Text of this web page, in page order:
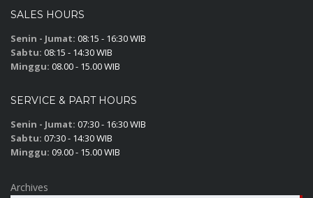
SALES HOURS
Senin - Jumat: 08:15 - 16:30 WIB
Sabtu: 08:15 - 14:30 WIB
Minggu: 08.00 - 15.00 WIB
SERVICE & PART HOURS
Senin - Jumat: 07:30 - 16:30 WIB
Sabtu: 07:30 - 14:30 WIB
Minggu: 09.00 - 15.00 WIB
Archives